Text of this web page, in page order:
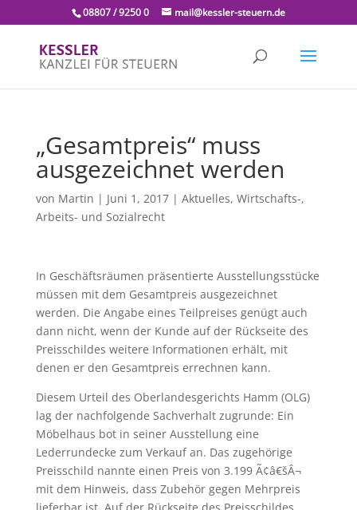
08807 / 9250 0 mail@kessler-steuern.de
„Gesamtpreis“ muss
ausgezeichnet werden
von Martin | Juni 1, 2017| Aktuelles, Wirtschafts-,
Arbeits- und Sozialrecht
In Geschäftsräumen präsentierte Ausstellungsstücke
müssen mit dem Gesamtpreis ausgezeichnet
werden. Die Angabe eines Teilpreises genügt auch
dann nicht, wenn der Kunde auf der Rückseite des
Preisschildes weitere Informationen erhält, mit
denen er den Gesamtpreis errechnen kann.
Diesem Urteil des Oberlandesgerichts Hamm (OLG)
lag der nachfolgende Sachverhalt zugrunde: Ein
Möbelhaus bot in seiner Ausstellung eine
Lederrundecke zum Verkauf an. Das zugehörige
Preisschild nannte einen Preis von 3.199 Ã¢â€šÂ¬
mit dem Hinweis, dass Zubehör gegen Mehrpreis